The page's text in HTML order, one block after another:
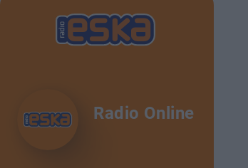
Radio Online